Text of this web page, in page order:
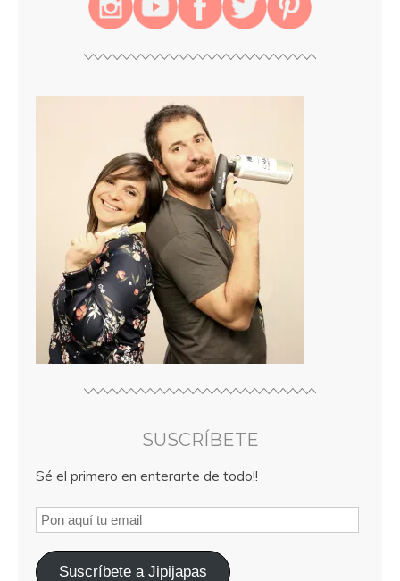
SUSCRÍBETE
Sé el primero en enterarte de todo!!
Suscríbete a Jipijapas